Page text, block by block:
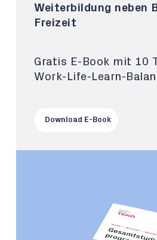
Weiterbildung neben
Freizeit
Gratis E-Book mit 10
Work-Life-Learn-
Download E-Book